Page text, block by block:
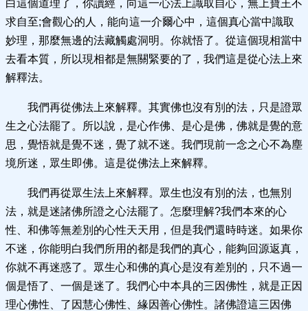
白這個道理了，你讀經，向這一心法上識取自心，無上寶王不
求自至;會觀心的人，能向這一介爾心中，這個真心當中識取
妙理，那麼無邊的法藏觸處洞明。你就悟了。從這個現相當中
去看本質，所以現相都是無關緊要的了，我們這是從心法上來
解釋法。
我們再從佛法上來解釋。其實佛也沒有別的法，只是證眾
生之心法罷了。所以說，是心作佛、是心是佛，佛就是覺的意
思，覺悟就是覺不迷，覺了就不迷。我們現前一念之心不為塵
境所迷，眾生即佛。這是從佛法上來解釋。
我們再從眾生法上來解釋。眾生也沒有別的法，也無別
法，就是迷諸佛所證之心法罷了。怎麼理解?我們本來的心
性、和佛等無差別的心性天天用，但是我們還時時迷。如果你
不迷，你能明白我們所用的都是我們的真心，能夠回源返真，
你就不再迷惑了。眾生心和佛的真心是沒有差別的，只不過一
個是悟了、一個是迷了。我們心中本具的三因佛性，就是正因
理心佛性、了因慧心佛性、緣因善心佛性。諸佛證這三因佛